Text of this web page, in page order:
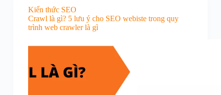
Kiến thức SEO
Crawl là gì? 5 lưu ý cho SEO webiste trong quy
trình web crawler là gì